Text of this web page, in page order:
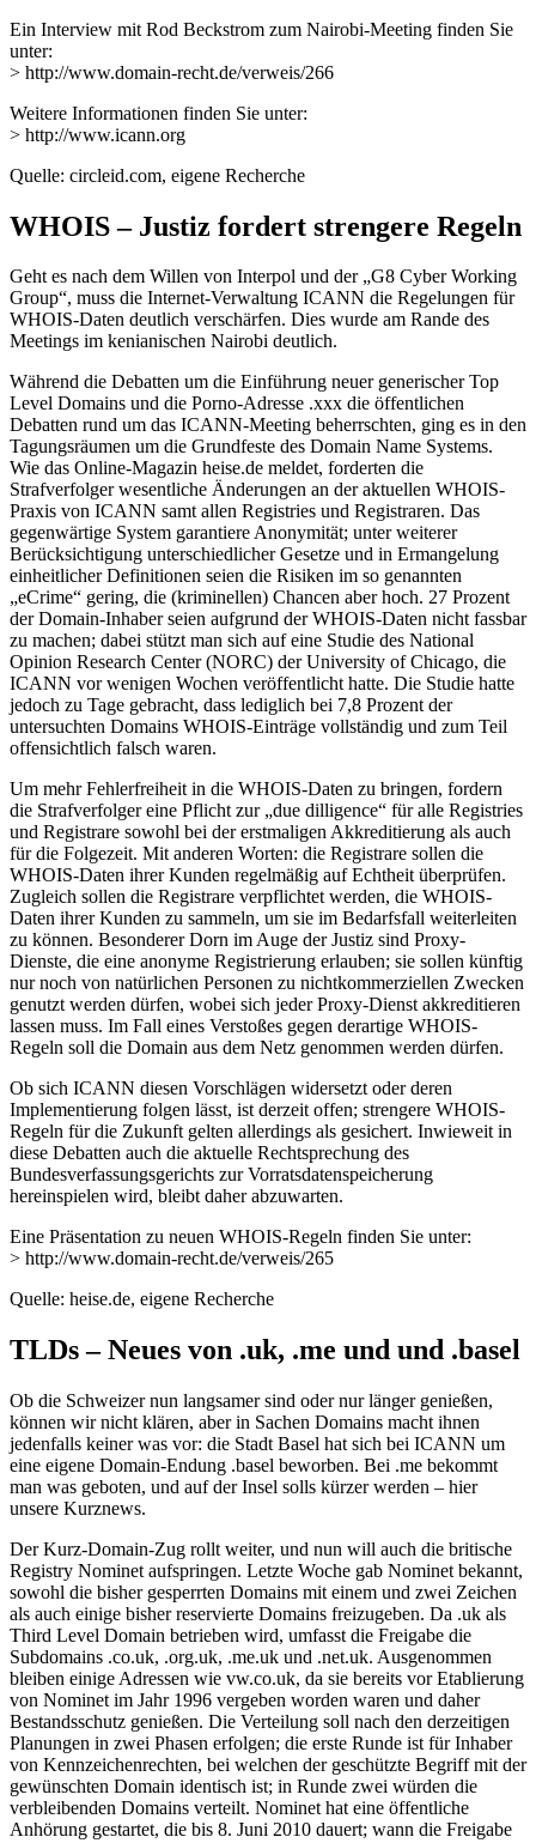
Ein Interview mit Rod Beckstrom zum Nairobi-Meeting finden Sie
unter:
> http://www.domain-recht.de/verweis/266
Weitere Informationen finden Sie unter:
> http://www.icann.org
Quelle: circleid.com, eigene Recherche
WHOIS – Justiz fordert strengere Regeln
Geht es nach dem Willen von Interpol und der „G8 Cyber Working
Group“, muss die Internet-Verwaltung ICANN die Regelungen für
WHOIS-Daten deutlich verschärfen. Dies wurde am Rande des
Meetings im kenianischen Nairobi deutlich.
Während die Debatten um die Einführung neuer generischer Top
Level Domains und die Porno-Adresse .xxx die öffentlichen
Debatten rund um das ICANN-Meeting beherrschten, ging es in den
Tagungsräumen um die Grundfeste des Domain Name Systems.
Wie das Online-Magazin heise.de meldet, forderten die
Strafverfolger wesentliche Änderungen an der aktuellen WHOIS-
Praxis von ICANN samt allen Registries und Registraren. Das
gegenwärtige System garantiere Anonymität; unter weiterer
Berücksichtigung unterschiedlicher Gesetze und in Ermangelung
einheitlicher Definitionen seien die Risiken im so genannten
„eCrime“ gering, die (kriminellen) Chancen aber hoch. 27 Prozent
der Domain-Inhaber seien aufgrund der WHOIS-Daten nicht fassbar
zu machen; dabei stützt man sich auf eine Studie des National
Opinion Research Center (NORC) der University of Chicago, die
ICANN vor wenigen Wochen veröffentlicht hatte. Die Studie hatte
jedoch zu Tage gebracht, dass lediglich bei 7,8 Prozent der
untersuchten Domains WHOIS-Einträge vollständig und zum Teil
offensichtlich falsch waren.
Um mehr Fehlerfreiheit in die WHOIS-Daten zu bringen, fordern
die Strafverfolger eine Pflicht zur „due dilligence“ für alle Registries
und Registrare sowohl bei der erstmaligen Akkreditierung als auch
für die Folgezeit. Mit anderen Worten: die Registrare sollen die
WHOIS-Daten ihrer Kunden regelmäßig auf Echtheit überprüfen.
Zugleich sollen die Registrare verpflichtet werden, die WHOIS-
Daten ihrer Kunden zu sammeln, um sie im Bedarfsfall weiterleiten
zu können. Besonderer Dorn im Auge der Justiz sind Proxy-
Dienste, die eine anonyme Registrierung erlauben; sie sollen künftig
nur noch von natürlichen Personen zu nichtkommerziellen Zwecken
genutzt werden dürfen, wobei sich jeder Proxy-Dienst akkreditieren
lassen muss. Im Fall eines Verstoßes gegen derartige WHOIS-
Regeln soll die Domain aus dem Netz genommen werden dürfen.
Ob sich ICANN diesen Vorschlägen widersetzt oder deren
Implementierung folgen lässt, ist derzeit offen; strengere WHOIS-
Regeln für die Zukunft gelten allerdings als gesichert. Inwieweit in
diese Debatten auch die aktuelle Rechtsprechung des
Bundesverfassungsgerichts zur Vorratsdatenspeicherung
hereinspielen wird, bleibt daher abzuwarten.
Eine Präsentation zu neuen WHOIS-Regeln finden Sie unter:
> http://www.domain-recht.de/verweis/265
Quelle: heise.de, eigene Recherche
TLDs – Neues von .uk, .me und und .basel
Ob die Schweizer nun langsamer sind oder nur länger genießen,
können wir nicht klären, aber in Sachen Domains macht ihnen
jedenfalls keiner was vor: die Stadt Basel hat sich bei ICANN um
eine eigene Domain-Endung .basel beworben. Bei .me bekommt
man was geboten, und auf der Insel solls kürzer werden – hier
unsere Kurznews.
Der Kurz-Domain-Zug rollt weiter, und nun will auch die britische
Registry Nominet aufspringen. Letzte Woche gab Nominet bekannt,
sowohl die bisher gesperrten Domains mit einem und zwei Zeichen
als auch einige bisher reservierte Domains freizugeben. Da .uk als
Third Level Domain betrieben wird, umfasst die Freigabe die
Subdomains .co.uk, .org.uk, .me.uk und .net.uk. Ausgenommen
bleiben einige Adressen wie vw.co.uk, da sie bereits vor Etablierung
von Nominet im Jahr 1996 vergeben worden waren und daher
Bestandsschutz genießen. Die Verteilung soll nach den derzeitigen
Planungen in zwei Phasen erfolgen; die erste Runde ist für Inhaber
von Kennzeichenrechten, bei welchen der geschützte Begriff mit der
gewünschten Domain identisch ist; in Runde zwei würden die
verbleibenden Domains verteilt. Nominet hat eine öffentliche
Anhörung gestartet, die bis 8. Juni 2010 dauert; wann die Freigabe